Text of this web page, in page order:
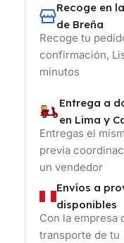
Recoge en
de Breña
Recoge tu
confirmación,
minutos
Entrega a
en Lima y
Entregas el
previa
un vendedor
Envíos a
disponibles
Con la empresa
transporte de tu